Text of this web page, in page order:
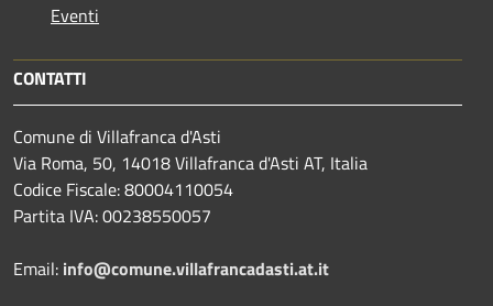
Eventi
CONTATTI
Comune di Villafranca d'Asti
Via Roma, 50, 14018 Villafranca d'Asti AT, Italia
Codice Fiscale: 80004110054
Partita IVA: 00238550057
Email: info@comune.villafrancadasti.at.it